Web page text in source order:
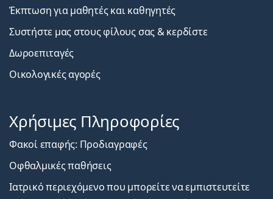
Έκπτωση για μαθητές και καθηγητές
Συστήστε μας στους φίλους σας & κερδίστε
Δωροεπιταγές
Οικολογικές αγορές
Χρήσιμες Πληροφορίες
Φακοί επαφής: Προδιαγραφές
Οφθαλμικές παθήσεις
Ιατρικό περιεχόμενο που μπορείτε να εμπιστευτείτε